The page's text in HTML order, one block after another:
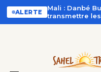
ALERTE
Mali : Danbé
transmettre